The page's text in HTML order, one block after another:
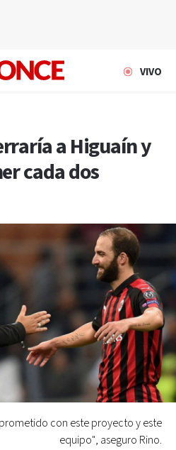
VIVO
a Higuaín y
cada dos
con este proyecto y este
equipo", aseguro Rino.